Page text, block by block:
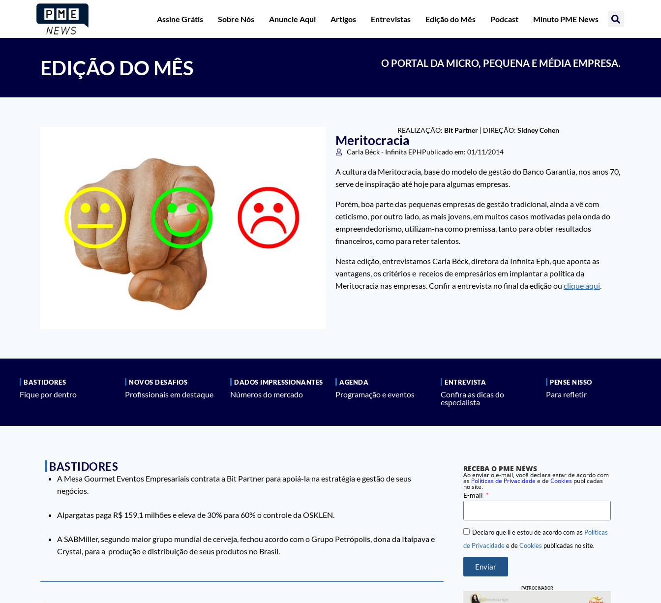
Assine Grátis Sobre Nós Anuncie Aqui Artigos Entrevistas Edição do Mês Podcast Minuto PME News
EDIÇÃO DO MÊS O PORTAL DA MICRO, PEQUENA E MÉDIA EMPRESA.
REALIZAÇÃO: Bit Partner| DIREÇÃO: Sidney Cohen
Meritocracia
Carla Béck - Infinita EPHPublicado em: 01/11/2014
A cultura da Meritocracia, base do modelo de gestão do Banco Garantia, nos anos 70,
serve de inspiração até hoje para algumas empresas.
Porém, boa parte das pequenas empresas de gestão tradicional, ainda a vê com
ceticismo, por outro lado, as mais jovens, em muitos casos motivadas pela onda do
empreendedorismo, utilizam-na como premissa, tanto para obter resultados
financeiros, como para reter talentos.
Nesta edição, entrevistamos Carla Béck, diretora da Infinita Eph, que aponta as
vantagens, os critérios e receios de empresários em implantar a política da
Meritocracia nas empresas. Confir a entrevista no final da edição ou clique aqui.
BASTIDORES
Fique por dentro
NOVOS DESAFIOS
Profissionais em destaque
DADOS IMPRESSIONANTES
Números do mercado
AGENDA
Programação e eventos
ENTREVISTA
Confira as dicas do
especialista
PENSE NISSO
Para refletir
BASTIDORES
A Mesa Gourmet Eventos Empresariais contrata a Bit Partner para apoiá-la na estratégia e gestão de seus
negócios.
Alpargatas paga R$ 159,1 milhões e eleva de 30% para 60% o controle da OSKLEN.
A SABMiller, segundo maior grupo mundial de cerveja, fechou acordo com o Grupo Petrópolis, dona da Itaipava e
Crystal, para a produção e distribuição de seus produtos no Brasil.
RECEBA O PME NEWS
Ao enviar o e-mail, você declara estar de acordo com
as Políticas de Privacidadee deCookies publicadas
no site.
E-mail
Declaro que li e estou de acordo com as Políticas
de Privacidadee deCookies publicadas no site.
Enviar
PATROCINADOR